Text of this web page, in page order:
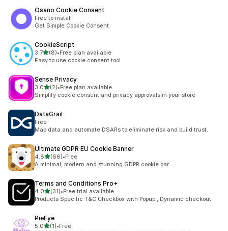
Osano Cookie Consent
Free to install
Get Simple Cookie Consent
CookieScript
3.75つ星中
(8)
合計レビュー数：8件
•Free plan available
Easy to use cookie consent tool
Sense Privacy
3.05つ星中
(2)
合計レビュー数：2件
•Free plan available
Simplify cookie consent and privacy approvals in your store
DataGrail
Free
Map data and automate DSARs to eliminate risk and build trust.
Ultimate GDPR EU Cookie Banner
4.85つ星中
(66)
合計レビュー数：66件
•Free
A minimal, modern and stunning GDPR cookie bar.
Terms and Conditions Pro+
4.05つ星中
(31)
合計レビュー数：31件
•Free trial available
Products Specific T&C Checkbox with Popup , Dynamic checkout
PieEye
5.05つ星中
(1)
合計レビュー数：1件
•Free